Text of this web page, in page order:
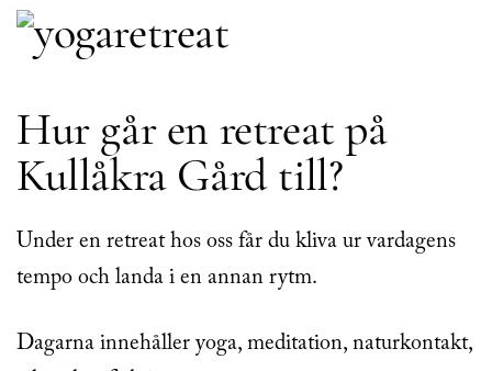
Hur går en retreat på
Kullåkra Gård till?
Under en retreat hos oss får du kliva ur vardagens
tempo och landa i en annan rytm.
Dagarna innehåller yoga, meditation, naturkontakt,